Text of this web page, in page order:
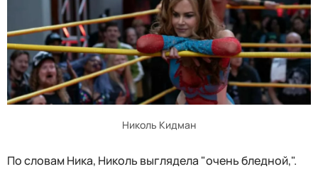
Николь Кидман
По словам Ника, Николь выглядела "очень бледной,".